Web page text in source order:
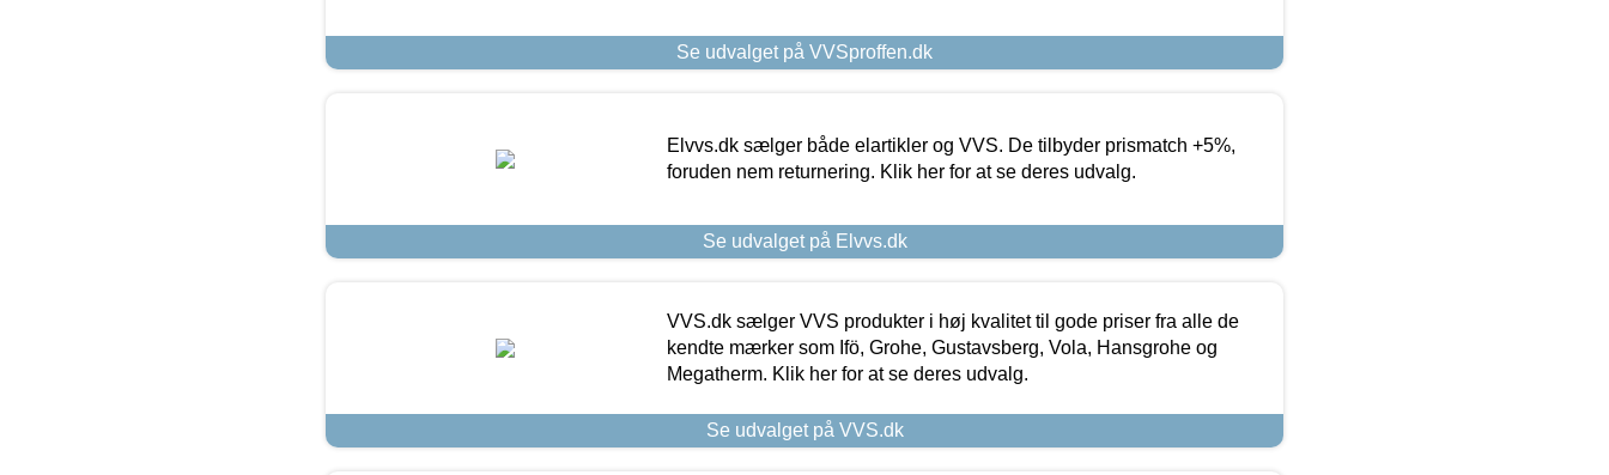
Se udvalget på VVSproffen.dk
Elvvs.dk sælger både elartikler og VVS. De tilbyder prismatch +5%,
foruden nem returnering. Klik her for at se deres udvalg.
Se udvalget på Elvvs.dk
VVS.dk sælger VVS produkter i høj kvalitet til gode priser fra alle de
kendte mærker som Ifö, Grohe, Gustavsberg, Vola, Hansgrohe og
Megatherm. Klik her for at se deres udvalg.
Se udvalget på VVS.dk